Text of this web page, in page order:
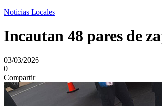
Noticias Locales
Incautan 48 pares de
03/03/2026
0
Compartir